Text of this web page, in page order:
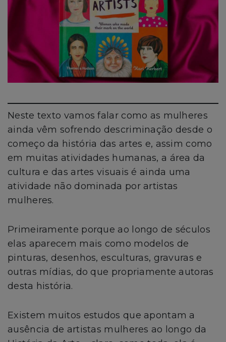
Neste texto vamos falar como as mulheres
ainda vêm sofrendo descriminação desde o
começo da história das artes e, assim como
em muitas atividades humanas, a área da
cultura e das artes visuais é ainda uma
atividade não dominada por artistas
mulheres.
Primeiramente porque ao longo de séculos
elas aparecem mais como modelos de
pinturas, desenhos, esculturas, gravuras e
outras mídias, do que propriamente autoras
desta história.
Existem muitos estudos que apontam a
ausência de artistas mulheres ao longo da